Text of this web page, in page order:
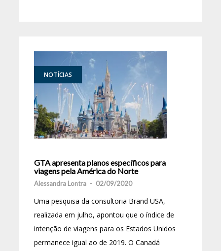
NOTÍCIAS
GTA apresenta planos específicos para
viagens pela América do Norte
Alessandra Lontra - 02/09/2020
Uma pesquisa da consultoria Brand USA,
realizada em julho, apontou que o índice de
intenção de viagens para os Estados Unidos
permanece igual ao de 2019. O Canadá